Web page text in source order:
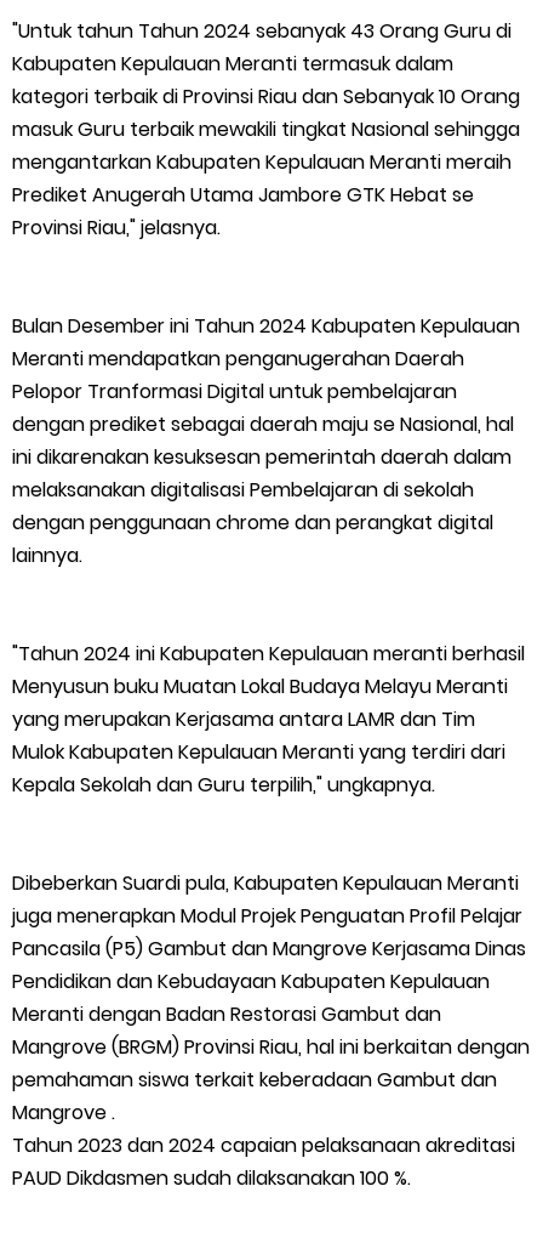
Empat ( 4 ) Orang Putra Terbaik Maju Bacalon Kades Baran
Melintang
Saturday, 8 August
"Untuk tahun Tahun 2024 sebanyak 43 Orang Guru di
Kabupaten Kepulauan Meranti termasuk dalam
kategori terbaik di Provinsi Riau dan Sebanyak 10 Orang
masuk Guru terbaik mewakili tingkat Nasional sehingga
mengantarkan Kabupaten Kepulauan Meranti meraih
Prediket Anugerah Utama Jambore GTK Hebat se
Provinsi Riau," jelasnya.
Bulan Desember ini Tahun 2024 Kabupaten Kepulauan
Meranti mendapatkan penganugerahan Daerah
Pelopor Tranformasi Digital untuk pembelajaran
dengan prediket sebagai daerah maju se Nasional, hal
ini dikarenakan kesuksesan pemerintah daerah dalam
melaksanakan digitalisasi Pembelajaran di sekolah
dengan penggunaan chrome dan perangkat digital
lainnya.
"Tahun 2024 ini Kabupaten Kepulauan meranti berhasil
Menyusun buku Muatan Lokal Budaya Melayu Meranti
yang merupakan Kerjasama antara LAMR dan Tim
Mulok Kabupaten Kepulauan Meranti yang terdiri dari
Kepala Sekolah dan Guru terpilih," ungkapnya.
Dibeberkan Suardi pula, Kabupaten Kepulauan Meranti
juga menerapkan Modul Projek Penguatan Profil Pelajar
Pancasila (P5) Gambut dan Mangrove Kerjasama Dinas
Pendidikan dan Kebudayaan Kabupaten Kepulauan
Meranti dengan Badan Restorasi Gambut dan
Mangrove (BRGM) Provinsi Riau, hal ini berkaitan dengan
pemahaman siswa terkait keberadaan Gambut dan
Mangrove .
Tahun 2023 dan 2024 capaian pelaksanaan akreditasi
PAUD Dikdasmen sudah dilaksanakan 100 %.